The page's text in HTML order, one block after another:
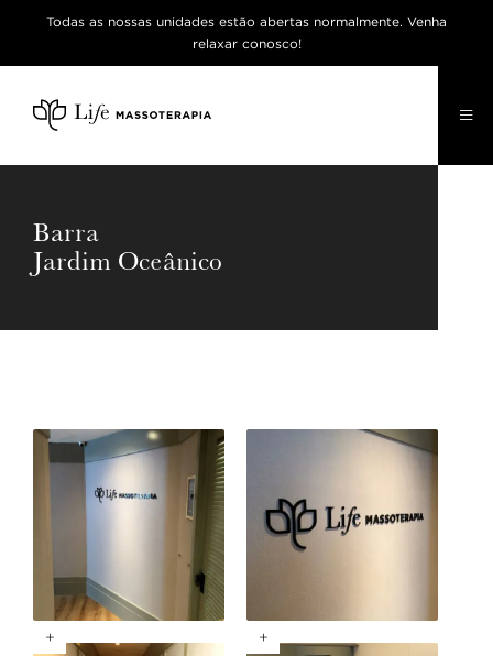
Todas as nossas unidades estão abertas normalmente. Venha
relaxar conosco!

Barra
Jardim Oceânico
+ +